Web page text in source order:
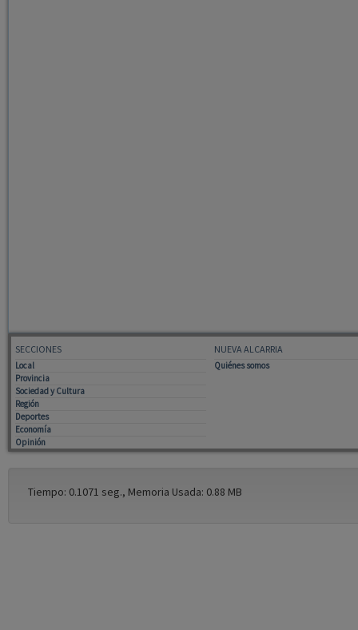
SECCIONES
Local
Provincia
Sociedad y Cultura
Región
Deportes
Economía
Opinión
NUEVA ALCARRIA
Quiénes somos
Tiempo: 0.1071 seg., Memoria Usada: 0.88 MB